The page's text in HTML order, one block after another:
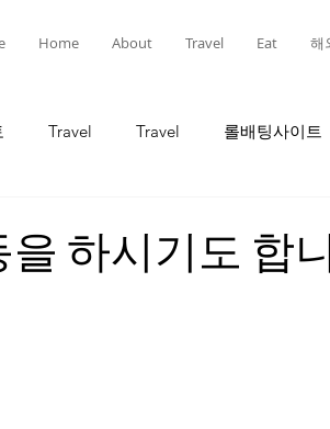
Home About Travel Eat 해
Travel Travel 롤배팅사이트
하시기도 합